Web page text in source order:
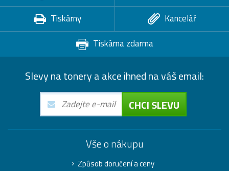
Tiskárny
Kancelář
Tiskárna zdarma
Slevy na tonery a akce ihned na váš email:
CHCI SLEVU
Vše o nákupu
Způsob doručení a ceny